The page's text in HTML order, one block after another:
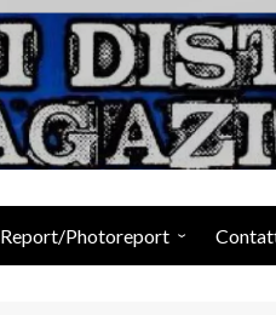
Suoni
Report/Photoreport